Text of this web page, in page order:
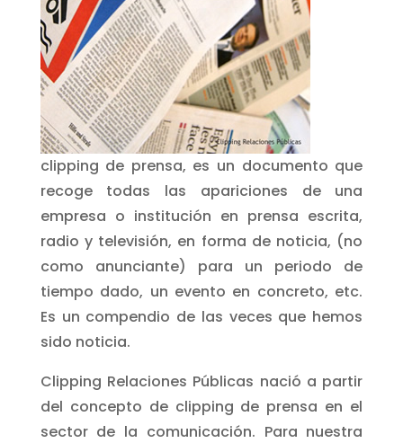
clipping de prensa, es un documento que
recoge todas las apariciones de una
empresa o institución en prensa escrita,
radio y televisión, en forma de noticia, (no
como anunciante) para un periodo de
tiempo dado, un evento en concreto, etc.
Es un compendio de las veces que hemos
sido noticia.
Clipping Relaciones Públicas nació a partir
del concepto de clipping de prensa en el
sector de la comunicación. Para nuestra